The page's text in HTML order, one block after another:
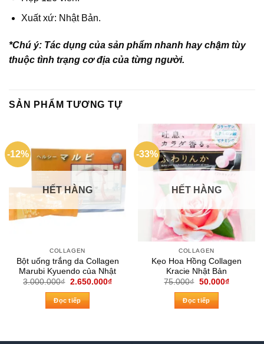
Xuất xứ: Nhật Bản.
*Chú ý: Tác dụng của sản phẩm nhanh hay chậm tùy
thuộc tình trạng cơ địa của từng người.
SẢN PHẨM TƯƠNG TỰ
-12%
HẾT HÀNG
COLLAGEN
Bột uống trắng da Collagen
Marubi Kyuendo của Nhật
3.000.000₫ Giá
là:
3.000.000₫.
2.650.000₫Giá
Đọc tiếp
-33%
HẾT HÀNG
COLLAGEN
Kẹo Hoa Hồng Collagen
Kracie Nhật Bản
75.000₫ Giá
là:
75.000₫.
50.000₫Giá
Đọc tiếp